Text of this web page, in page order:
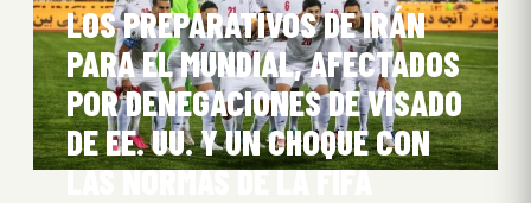
LOS PREPARATIVOS DE IRÁN
PARA EL MUNDIAL, AFECTADOS
POR DENEGACIONES DE VISADO
DE EE. UU. Y UN CHOQUE CON
LAS NORMAS DE LA FIFA